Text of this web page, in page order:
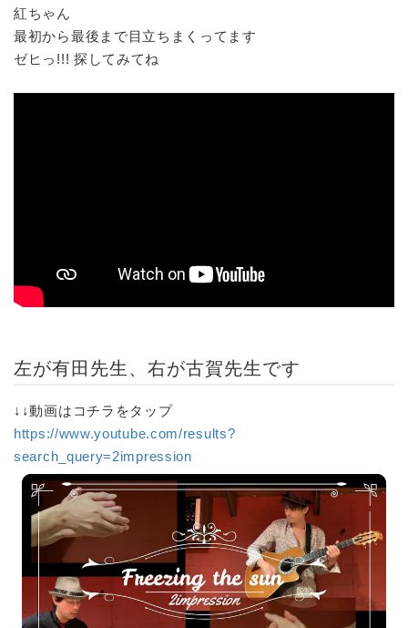
紅ちゃん
最初から最後まで目立ちまくってます
ゼヒっ!!! 探してみてね
左が有田先生、右が古賀先生です
↓↓動画はコチラをタップ
https://www.youtube.com/results?
search_query=2impression